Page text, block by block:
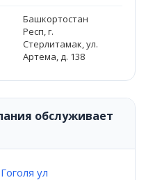
Башкортостан
Респ, г.
Стерлитамак, ул.
Артема, д. 138
обслуживает
Гоголя ул